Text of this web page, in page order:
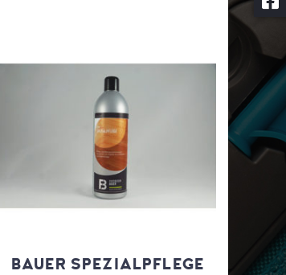
BAUER SPEZIALPFLEGE